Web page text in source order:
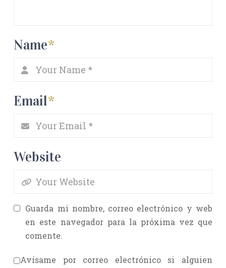
Name*
Email*
Website
Guarda mi nombre, correo electrónico y web
en este navegador para la próxima vez que
comente.
Avísame por correo electrónico si alguien